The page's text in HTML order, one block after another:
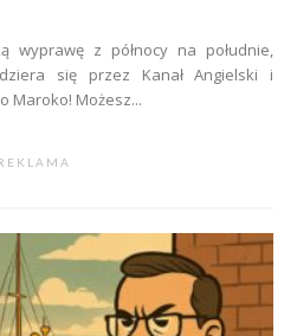
wyprawę z północy na południe,
się przez Kanał Angielski i
Maroko! Możesz...
E K L A M A